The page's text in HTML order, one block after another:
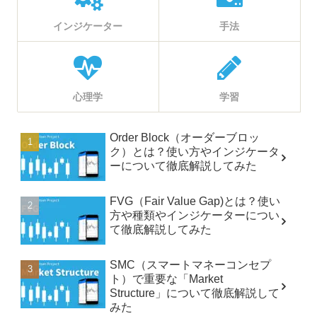
インジケーター 手法
心理学 学習
Order Block（オーダーブロッ
ク）とは？使い方やインジケータ
ーについて徹底解説してみた
FVG（Fair Value Gap)とは？使い
方や種類やインジケーターについ
て徹底解説してみた
SMC（スマートマネーコンセプ
ト）で重要な「Market
Structure」について徹底解説して
みた